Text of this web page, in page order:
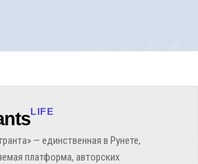
LIFE
— единственная в Рунете,
платформа, авторских